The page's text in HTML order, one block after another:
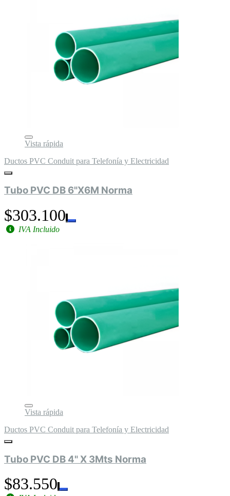
Vista rápida
Ductos PVC Conduit para Telefonía y Electricidad
Tubo PVC DB 6"X6M Norma
$303.100
IVA Incluido
Vista rápida
Ductos PVC Conduit para Telefonía y Electricidad
Tubo PVC DB 4" X 3Mts Norma
$83.550